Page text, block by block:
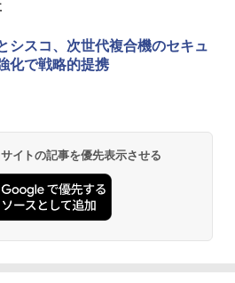
シスコ、次世代複合機のセキュ
化で戦略的提携
イトの記事を優先表示させる